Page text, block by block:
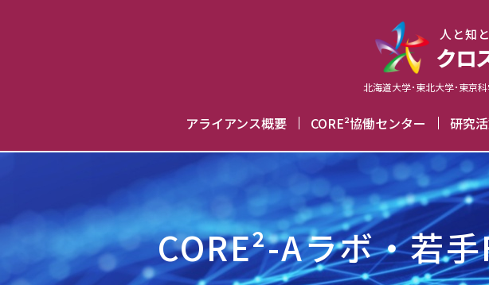
⼈と知
クロ
北海道大学･東北大学･東京
アライアンス概要
概要
ご挨拶
CORE²協働センター
組織図
規定等
研究
CORE²-
若手
知のエコ
人文社会
CORE²-Aラボ・若